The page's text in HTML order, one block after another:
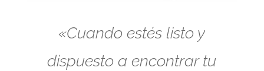
«Cuando estés listo y
dispuesto a encontrar tu